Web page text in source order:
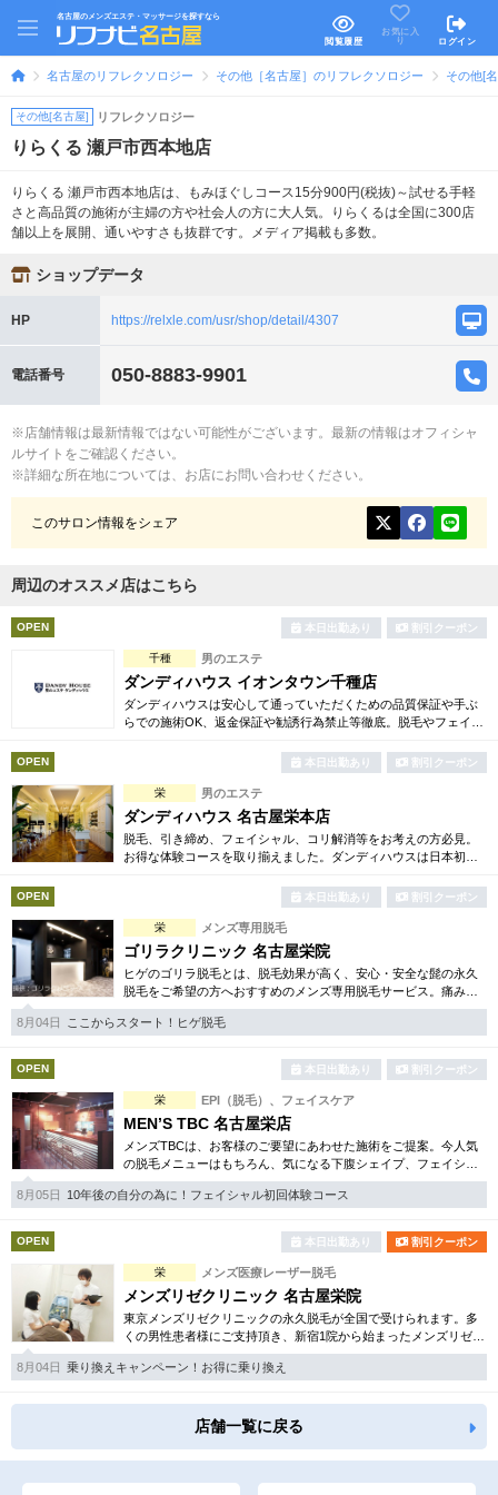
名古屋のメンズエステ・マッサージを探すなら
閲覧履歴
お気に入
り
ログイン
名古屋のリフレクソロジー その他［名古屋］のリフレクソロジー その他[
その他[名古屋] リフレクソロジー
りらくる 瀬戸市西本地店
りらくる 瀬戸市西本地店は、もみほぐしコース15分900円(税抜)～試せる手軽
さと高品質の施術が主婦の方や社会人の方に大人気。りらくるは全国に300店
舗以上を展開、通いやすさも抜群です。メディア掲載も多数。
ショップデータ
HP https://relxle.com/usr/shop/detail/4307
電話番号 050-8883-9901
※店舗情報は最新情報ではない可能性がございます。最新の情報はオフィシャ
ルサイトをご確認ください。
※詳細な所在地については、お店にお問い合わせください。
このサロン情報をシェア
周辺のオススメ店はこちら
OPEN 本日出勤あり 割引クーポン
千種 男のエステ
ダンディハウス イオンタウン千種店
ダンディハウスは安心して通っていただくための品質保証や手ぶ
らでの施術OK、返金保証や勧誘行為禁止等徹底。脱毛やフェイシ
OPEN 本日出勤あり 割引クーポン
栄 男のエステ
ダンディハウス 名古屋栄本店
脱毛、引き締め、フェイシャル、コリ解消等をお考えの方必見。
お得な体験コースを取り揃えました。ダンディハウスは日本初の
OPEN 本日出勤あり 割引クーポン
栄 メンズ専用脱毛
ゴリラクリニック 名古屋栄院
ヒゲのゴリラ脱毛とは、脱毛効果が高く、安心・安全な髭の永久
脱毛をご希望の方へおすすめのメンズ専用脱毛サービス。痛みに
弱い方には医療用麻酔を3種ご用意、医療認可の脱毛機のみを使
用。スキンケアも万全です。
8月04日 ここからスタート！ヒゲ脱毛
OPEN 本日出勤あり 割引クーポン
栄 EPI（脱毛）、フェイスケア
MEN’S TBC 名古屋栄店
メンズTBCは、お客様のご要望にあわせた施術をご提案。今人気
の脱毛メニューはもちろん、気になる下腹シェイプ、フェイシャ
ルケア等初めての方でも安心のお得な体験コースを各種揃えてい
ます。まずはご体験下さい。
8月05日 10年後の自分の為に！フェイシャル初回体験コース
OPEN 本日出勤あり 割引クーポン
栄 メンズ医療レーザー脱毛
メンズリゼクリニック 名古屋栄院
東京メンズリゼクリニックの永久脱毛が全国で受けられます。多
くの男性患者様にご支持頂き、新宿1院から始まったメンズリゼク
リニックが、現在では提携院含め全国10院を展開するクリニック
になりました。
8月04日 乗り換えキャンペーン！お得に乗り換え
店舗一覧に戻る